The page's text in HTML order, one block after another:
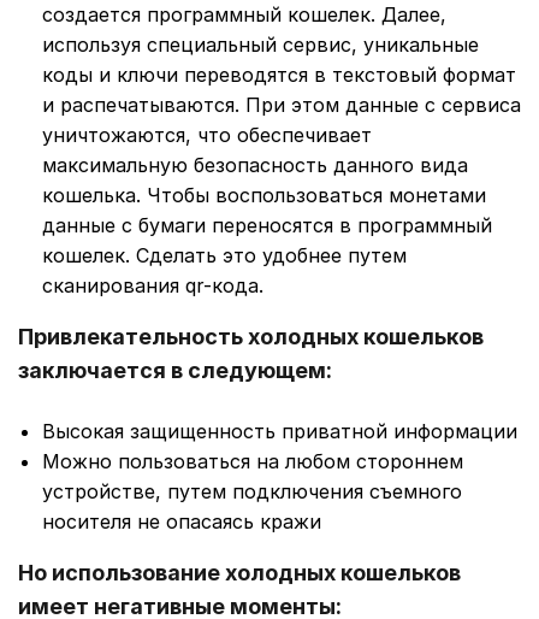
создается программный кошелек. Далее,
используя специальный сервис, уникальные
коды и ключи переводятся в текстовый формат
и распечатываются. При этом данные с сервиса
уничтожаются, что обеспечивает
максимальную безопасность данного вида
кошелька. Чтобы воспользоваться монетами
данные с бумаги переносятся в программный
кошелек. Сделать это удобнее путем
сканирования qr-кода.
Привлекательность холодных кошельков
заключается в следующем:
Высокая защищенность приватной информации
Можно пользоваться на любом стороннем
устройстве, путем подключения съемного
носителя не опасаясь кражи
Но использование холодных кошельков
имеет негативные моменты: